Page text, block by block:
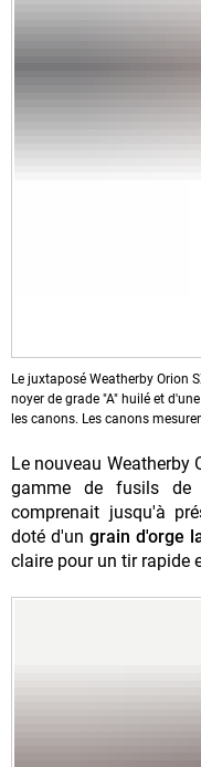
Le juxtaposé Weatherby Orion
noyer de grade "A" huilé et
les canons. Les canons
Le nouveau Weatherby
gamme de fusils de
comprenait jusqu'à
doté d'un grain d'orge
claire pour un tir rapide